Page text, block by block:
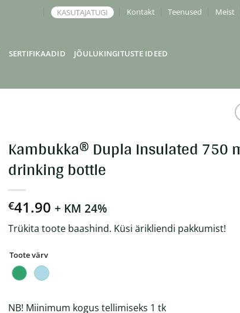
KASUTAJATUGI Kontakt Teenused Meist
SERTIFIKAADID JÕULUKINGITUSTE IDEED
Kambukka® Dupla Insulated 750
drinking bottle
€41.90 + KM 24%
Trükita toote baashind. Küsi ärikliendi pakkumist!
Toote värv
NB! Miinimum kogus tellimiseks 1 tk